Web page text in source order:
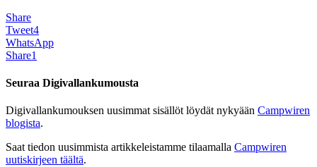
Share
Tweet4
WhatsApp
Share1
Seuraa Digivallankumousta
Digivallankumouksen uusimmat sisällöt löydät nykyään Campwiren
blogista.
Saat tiedon uusimmista artikkeleistamme tilaamalla Campwiren
uutiskirjeen täältä.